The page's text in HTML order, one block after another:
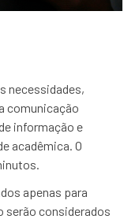
necessidades,
comunicação
informação e
acadêmica. O
apenas para
serão considerados